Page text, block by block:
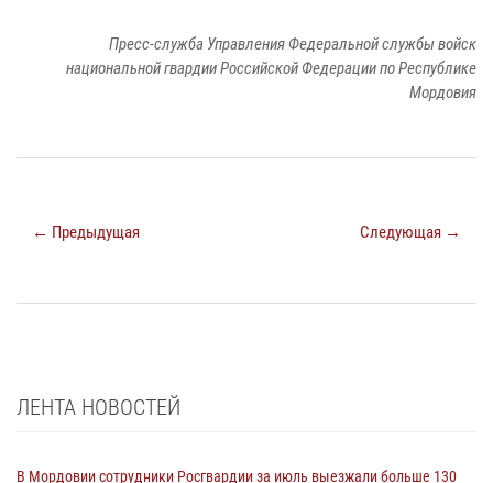
Пресс-служба Управления Федеральной службы войск
национальной гвардии Российской Федерации по Республике
Мордовия
← Предыдущая Следующая →
ЛЕНТА НОВОСТЕЙ
В Мордовии сотрудники Росгвардии за июль выезжали больше 130